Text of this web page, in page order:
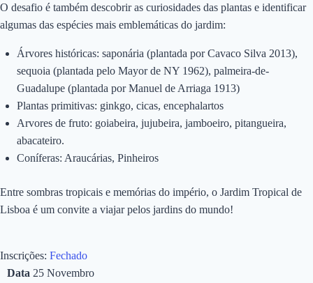
O desafio é também descobrir as curiosidades das plantas e identificar
algumas das espécies mais emblemáticas do jardim:
Árvores históricas: saponária (plantada por Cavaco Silva 2013),
sequoia (plantada pelo Mayor de NY 1962), palmeira-de-
Guadalupe (plantada por Manuel de Arriaga 1913)
Plantas primitivas: ginkgo, cicas, encephalartos
Arvores de fruto: goiabeira, jujubeira, jamboeiro, pitangueira,
abacateiro.
Coníferas: Araucárias, Pinheiros
Entre sombras tropicais e memórias do império, o Jardim Tropical de
Lisboa é um convite a viajar pelos jardins do mundo!
Inscrições: Fechado
Data 25 Novembro